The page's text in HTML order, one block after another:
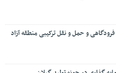
و حمل و نقل ترکیبی منطقه آزاد